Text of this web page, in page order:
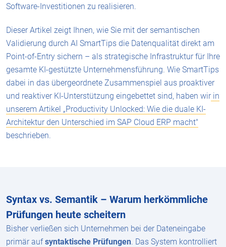
Software-Investitionen zu realisieren.
Dieser Artikel zeigt Ihnen, wie Sie mit der semantischen
Validierung durch AI SmartTips die Datenqualität direkt am
Point-of-Entry sichern – als strategische Infrastruktur für Ihre
gesamte KI-gestützte Unternehmensführung. Wie SmartTips
dabei in das übergeordnete Zusammenspiel aus proaktiver
und reaktiver KI-Unterstützung eingebettet sind, haben wirin
unserem Artikel „Productivity Unlocked: Wie die duale KI-
Architektur den Unterschied im SAP Cloud ERP macht"
beschrieben.
Syntax vs. Semantik – Warum herkömmliche
Prüfungen heute scheitern
Bisher verließen sich Unternehmen bei der Dateneingabe
primär aufsyntaktische Prüfungen. Das System kontrolliert